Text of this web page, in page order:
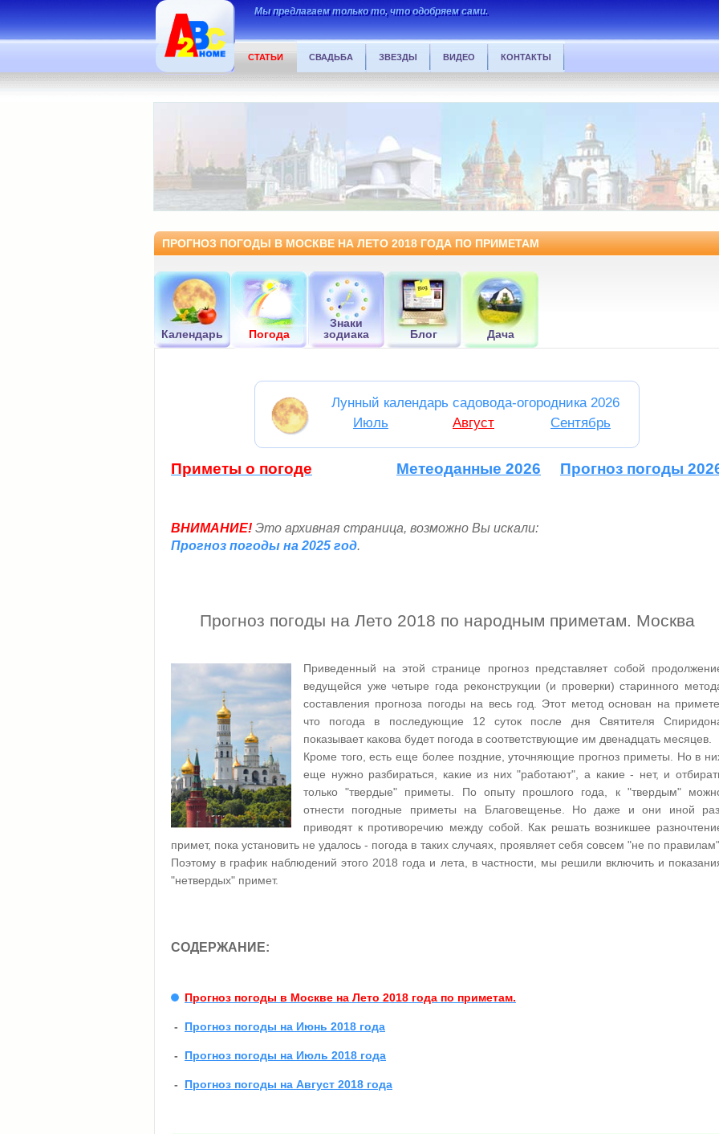
Мы предлагаем только то, что одобряем сами.
СТАТЬИ СВАДЬБА ЗВЕЗДЫ ВИДЕО КОНТАКТЫ
ПРОГНОЗ ПОГОДЫ В МОСКВЕ НА ЛЕТО 2018 ГОДА ПО ПРИМЕТАМ
Календарь Погода
Знаки
зодиака
Блог Дача
Лунный календарь садовода-огородника 2026
Июль
Август Сентябрь
Приметы о погоде Метеоданные 2026 Прогноз погоды
ВНИМАНИЕ! Это архивная страница, возможно Вы искали:
Прогноз погоды на 2025 год.
Прогноз погоды на Лето 2018 по народным приметам. Москва
Приведенный на этой странице прогноз представляет собой
ведущейся уже четыре года реконструкции (и проверки) старинного
составления прогноза погоды на весь год. Этот метод основан на примете,
что погода в последующие 12 суток после дня Святителя
показывает какова будет погода в соответствующие им двенадцать месяцев.
Кроме того, есть еще более поздние, уточняющие прогноз приметы. Но в
еще нужно разбираться, какие из них "работают", а какие - нет, и
только "твердые" приметы. По опыту прошлого года, к "твердым"
отнести погодные приметы на Благовещенье. Но даже и они иной раз,
приводят к противоречию между собой. Как решать возникшее
примет, пока установить не удалось - погода в таких случаях, проявляет себя совсем "не по правилам".
Поэтому в график наблюдений этого 2018 года и лета, в частности, мы решили включить и
"нетвердых" примет.
СОДЕРЖАНИЕ:
Прогноз погоды в Москве на Лето 2018 года по приметам.
- Прогноз погоды на Июнь 2018 года
- Прогноз погоды на Июль 2018 года
- Прогноз погоды на Август 2018 года